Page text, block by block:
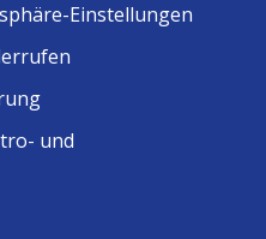
Einstellungen
und